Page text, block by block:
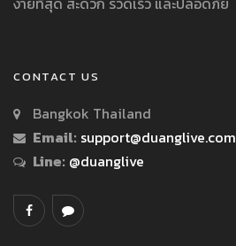
CONTACT US
Bangkok Thailand
Email: support@duanglive.com
Line: @duanglive